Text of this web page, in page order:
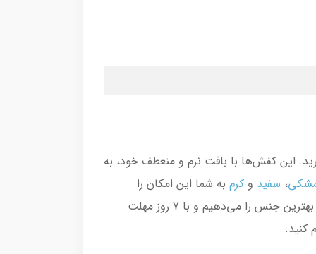
این کفش‌ها با بافت نرم و منعطف خود، به
، سفید و کرم به شما این امکان را
می‌دهند که این کتونی‌ها را با هر استایلی ست کنید و در عین حال، ظاهری شیک و متفاوت داشته باشید. ما ضمانت بهترین جنس را می‌دهیم و با ۷ روز مهلت
کنید.